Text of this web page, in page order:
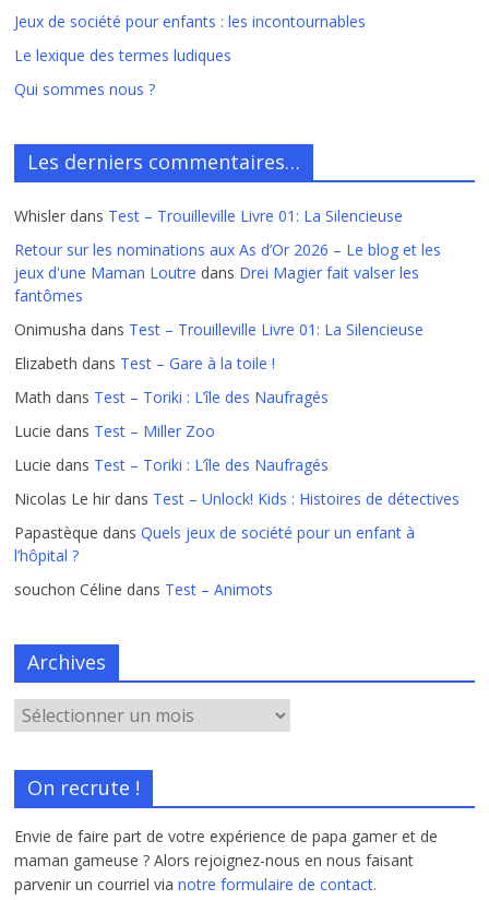
Jeux de société pour enfants : les incontournables
Le lexique des termes ludiques
Qui sommes nous ?
Les derniers commentaires…
Whisler dans Test – Trouilleville Livre 01: La Silencieuse
Retour sur les nominations aux As d’Or 2026 – Le blog et les
jeux d'une Maman Loutre dans Drei Magier fait valser les
fantômes
Onimusha dans Test – Trouilleville Livre 01: La Silencieuse
Elizabeth dans Test – Gare à la toile !
Math dans Test – Toriki : L’île des Naufragés
Lucie dans Test – Miller Zoo
Lucie dans Test – Toriki : L’île des Naufragés
Nicolas Le hir dans Test – Unlock! Kids : Histoires de détectives
Papastèque dansQuels jeux de société pour un enfant à
l’hôpital ?
souchon Céline dans Test – Animots
Archives
On recrute !
Envie de faire part de votre expérience de papa gamer et de
maman gameuse ? Alors rejoignez-nous en nous faisant
parvenir un courriel vianotre formulaire de contact.